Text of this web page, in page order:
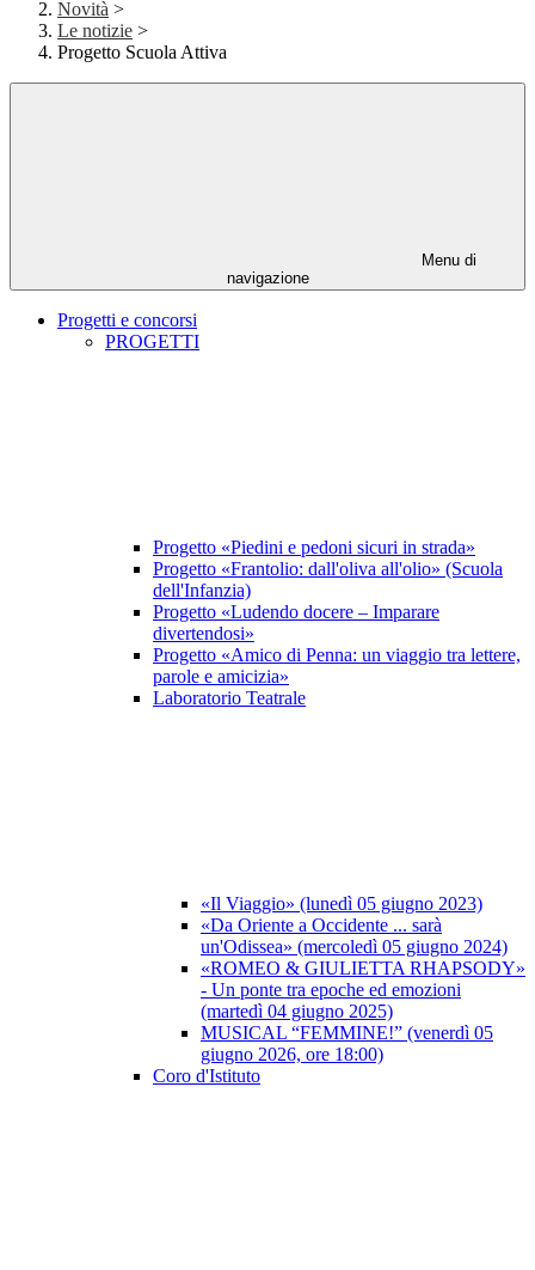
Novità >
Le notizie >
Progetto Scuola Attiva
Menu di
navigazione
Progetti e concorsi
PROGETTI
Progetto «Piedini e pedoni sicuri in strada»
Progetto «Frantolio: dall'oliva all'olio» (Scuola
dell'Infanzia)
Progetto «Ludendo docere – Imparare
divertendosi»
Progetto «Amico di Penna: un viaggio tra lettere,
parole e amicizia»
Laboratorio Teatrale
«Il Viaggio» (lunedì 05 giugno 2023)
«Da Oriente a Occidente ... sarà
un'Odissea» (mercoledì 05 giugno 2024)
«ROMEO & GIULIETTA RHAPSODY»
- Un ponte tra epoche ed emozioni
(martedì 04 giugno 2025)
MUSICAL “FEMMINE!” (venerdì 05
giugno 2026, ore 18:00)
Coro d'Istituto